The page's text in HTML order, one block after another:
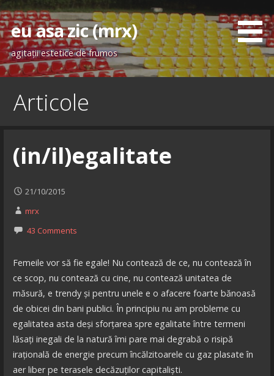
Skip
to
content
eu asa zic (mrx)
agitaţii estetice de frumos
Articole
(in/il)egalitate
21/10/2015
mrx
43 Comments
Femeile vor să fie egale! Nu contează de ce, nu contează în
ce scop, nu contează cu cine, nu contează unitatea de
măsură, e trendy și pentru unele e o afacere foarte bănoasă
de obicei din bani publici. În principiu nu am probleme cu
egalitatea asta deși sforțarea spre egalitate între termeni
lăsați inegali de la natură îmi pare mai degrabă o risipă
irațională de energie precum încălzitoarele cu gaz plasate în
aer liber pe terasele decăzuților capitaliști.